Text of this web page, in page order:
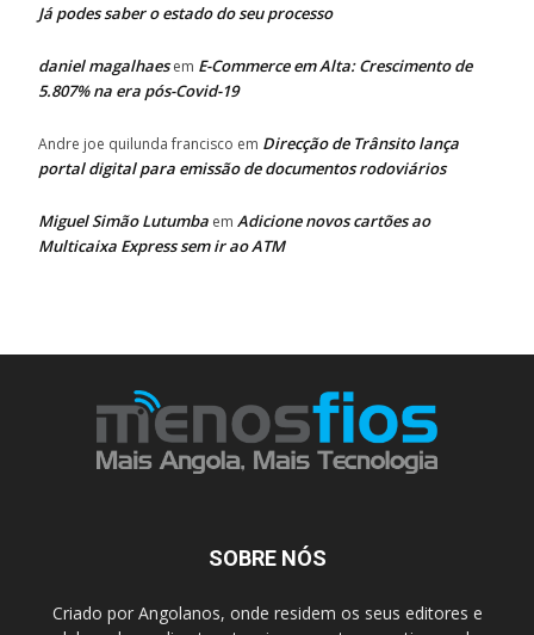
Já podes saber o estado do seu processo
daniel magalhaesem E-Commerce em Alta: Crescimento de
5.807% na era pós-Covid-19
Andre joe quilunda francisco em Direcção de Trânsito lança
portal digital para emissão de documentos rodoviários
Miguel Simão Lutumba em Adicione novos cartões ao
Multicaixa Express sem ir ao ATM
SOBRE NÓS
Criado por Angolanos, onde residem os seus editores e